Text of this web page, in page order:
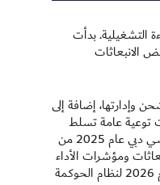
التشغيلية. بدأت
المدى نحو خفض الانبعاثات
وإدارتها، إضافة إلى
توعية عامة تسلط
الضوء على أهمية مركبات الأجرة الصديقة للبيئة. تُعد القدرات الرقمية ركيزة أساسية لتنفيذ استراتيجية المناخ؛ فقد انتقلت شركة تاكسي دبي عام 2025 من
ومؤشرات الأداء
الرئيسية لإدارة النفايات؛ حيث تدعم هذه المنصة عملية اتخاذ القرارات القائمة على البيانات، وتجهيز الشركة للإطلاق المخطط له في عام 2026 لنظام الحوكمة